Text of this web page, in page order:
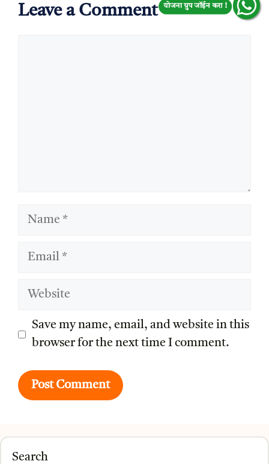
Leave a Comment
Name
Email
Website
Save my name, email, and website in this
browser for the next time I comment.
Search
योजना ग्रुप जॉईन करा !